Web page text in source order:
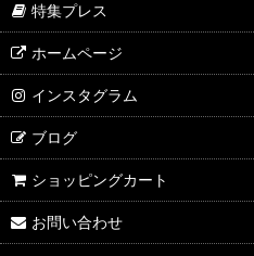
特集プレス
ホームページ
インスタグラム
ブログ
ショッピングカート
お問い合わせ